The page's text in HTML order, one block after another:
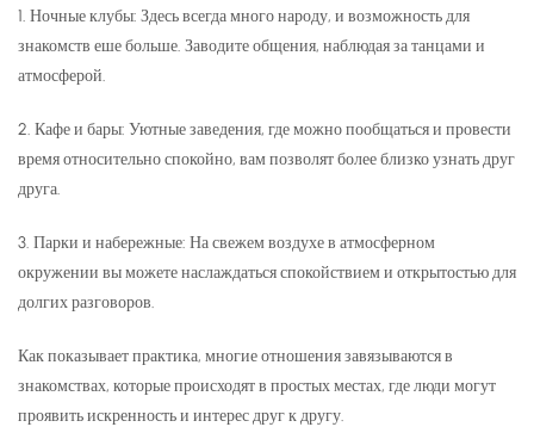
1. Ночные клубы: Здесь всегда много народу, и возможность для
знакомств еше больше. Заводите общения, наблюдая за танцами и
атмосферой.
2. Кафе и бары: Уютные заведения, где можно пообщаться и провести
время относительно спокойно, вам позволят более близко узнать друг
друга.
3. Парки и набережные: На свежем воздухе в атмосферном
окружении вы можете наслаждаться спокойствием и открытостью для
долгих разговоров.
Как показывает практика, многие отношения завязываются в
знакомствах, которые происходят в простых местах, где люди могут
проявить искренность и интерес друг к другу.